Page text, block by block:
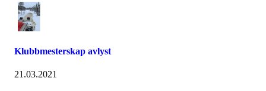
Klubbmesterskap avlyst
21.03.2021